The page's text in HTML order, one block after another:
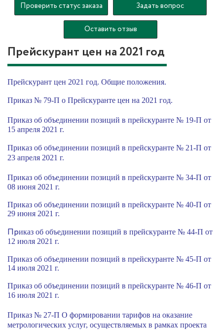
Проверить статус заказа Задать вопрос
Оставить отзыв
Прейскурант цен на 2021 год
Прейскурант цен 2021 год. Общие положения.
Приказ № 79-П о Прейскуранте цен на 2021 год.
Приказ об объединении позиций в прейскуранте № 19-П от
15 апреля 2021 г.
Приказ об объединении позиций в прейскуранте № 21-П от
23 апреля 2021 г.
Приказ об объединении позиций в прейскуранте № 34-П от
08 июня 2021 г.
Приказ об объединении позиций в прейскуранте № 40-П от
29 июня 2021 г.
Приказ об объединении позиций в прейскуранте № 44-П от
12 июля 2021 г.
Приказ об объединении позиций в прейскуранте № 45-П от
14 июля 2021 г.
Приказ об объединении позиций в прейскуранте № 46-П от
16 июля 2021 г.
Приказ № 27-П О формировании тарифов на оказание
метрологических услуг, осуществляемых в рамках проекта